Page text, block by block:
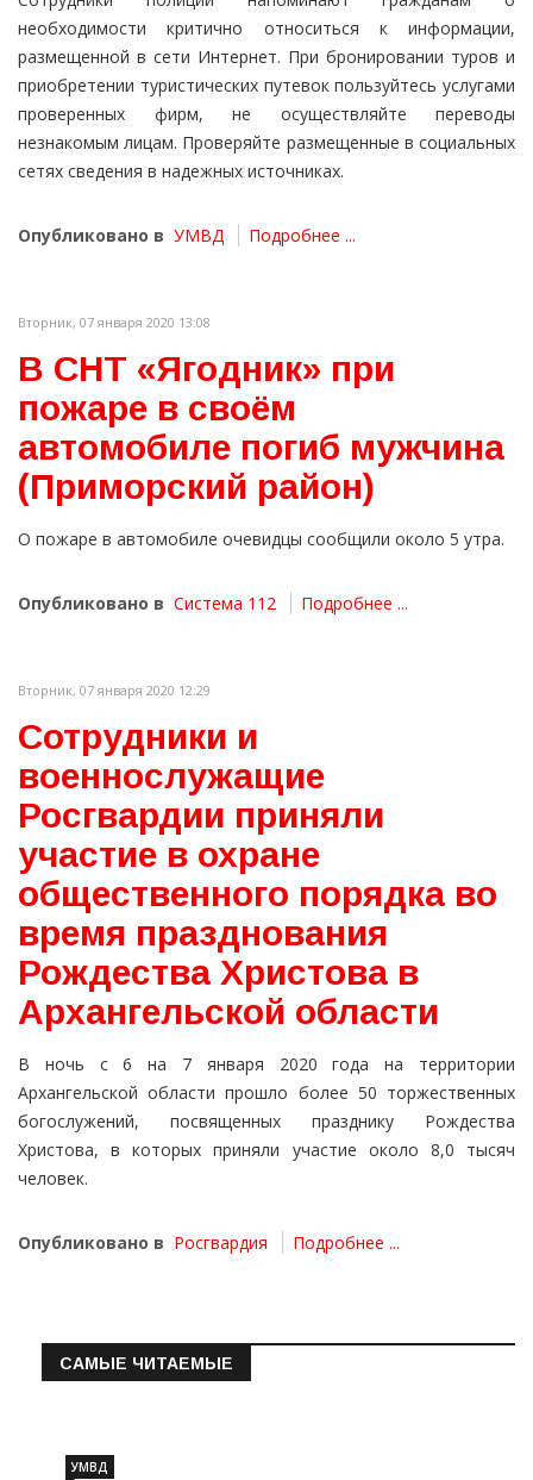
необходимости критично относиться к информации,
размещенной в сети Интернет. При бронировании туров и
приобретении туристических путевок пользуйтесь услугами
проверенных фирм, не осуществляйте переводы
незнакомым лицам. Проверяйте размещенные в социальных
сетях сведения в надежных источниках.
Опубликовано в УМВД Подробнее ...
Вторник, 07 января 2020 13:08
В СНТ «Ягодник» при
пожаре в своём
автомобиле погиб мужчина
(Приморский район)
О пожаре в автомобиле очевидцы сообщили около 5 утра.
Опубликовано в Система 112 Подробнее ...
Вторник, 07 января 2020 12:29
Сотрудники и
военнослужащие
Росгвардии приняли
участие в охране
общественного порядка во
время празднования
Рождества Христова в
Архангельской области
В ночь с 6 на 7 января 2020 года на территории
Архангельской области прошло более 50 торжественных
богослужений, посвященных празднику Рождества
Христова, в которых приняли участие около 8,0 тысяч
человек.
Опубликовано в Росгвардия Подробнее ...
САМЫЕ ЧИТАЕМЫЕ
УМВД